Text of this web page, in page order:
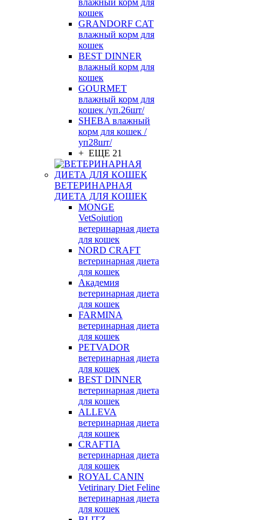
влажный корм для
кошек
GRANDORF CAT
влажный корм для
кошек
BEST DINNER
влажный корм для
кошек
GOURMET
влажный корм для
кошек /уп.26шт/
SHEBA влажный
корм для кошек /
уп28шт/
+ ЕЩЕ 21
ВЕТЕРИНАРНАЯ
ДИЕТА ДЛЯ КОШЕК
MONGE
VetSoiution
ветеринарная диета
для кошек
NORD CRAFT
ветеринарная диета
для кошек
Академия
ветеринарная диета
для кошек
FARMINA
ветеринарная диета
для кошек
PETVADOR
ветеринарная диета
для кошек
BEST DINNER
ветеринарная диета
для кошек
ALLEVA
ветеринарная диета
для кошек
CRAFTIA
ветеринарная диета
для кошек
ROYAL CANIN
Vetirinary Diet Feline
ветеринарная диета
для кошек